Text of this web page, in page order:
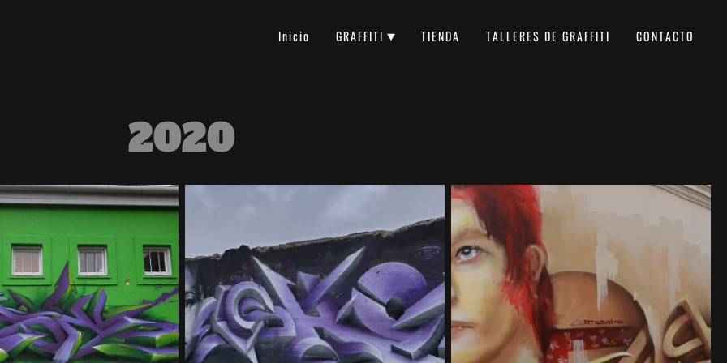
Inicio GRAFFITI TIENDA TALLERES DE GRAFFITI CONTACTO
2020